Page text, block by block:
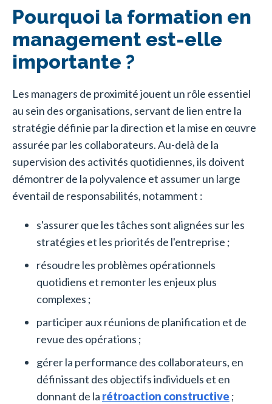
Pourquoi la formation en
management est-elle
importante ?
Les managers de proximité jouent un rôle essentiel
au sein des organisations, servant de lien entre la
stratégie définie par la direction et la mise en œuvre
assurée par les collaborateurs. Au-delà de la
supervision des activités quotidiennes, ils doivent
démontrer de la polyvalence et assumer un large
éventail de responsabilités, notamment :
s'assurer que les tâches sont alignées sur les
stratégies et les priorités de l'entreprise ;
résoudre les problèmes opérationnels
quotidiens et remonter les enjeux plus
complexes ;
participer aux réunions de planification et de
revue des opérations ;
gérer la performance des collaborateurs, en
définissant des objectifs individuels et en
donnant de la rétroaction constructive ;